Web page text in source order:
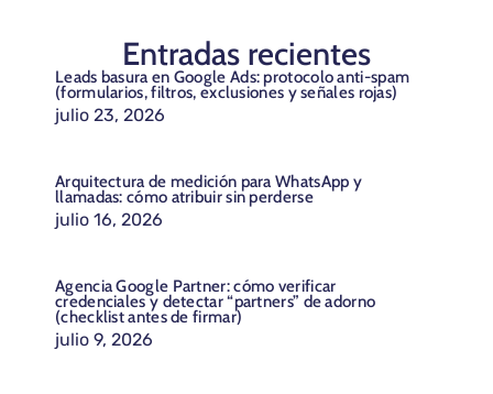
Entradas recientes
Leads basura en Google Ads: protocolo anti-spam
(formularios, filtros, exclusiones y señales rojas)
julio 23, 2026
Arquitectura de medición para WhatsApp y
llamadas: cómo atribuir sin perderse
julio 16, 2026
Agencia Google Partner: cómo verificar
credenciales y detectar “partners” de adorno
(checklist antes de firmar)
julio 9, 2026